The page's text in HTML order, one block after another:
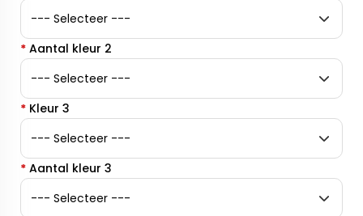
* Aantal kleur 2
* Kleur 3
* Aantal kleur 3